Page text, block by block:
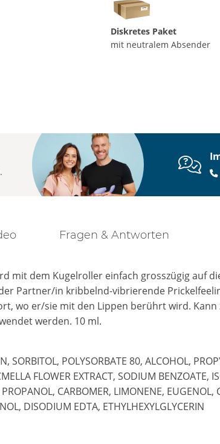
Diskretes Paket
mit neutralem Absender
Fragen & Antworten
mit dem Kugelroller einfach grosszügig auf
Partner/in kribbelnd-vibrierende
wo er/sie mit den Lippen berührt wird.
werden. 10 ml.
SORBITOL, POLYSORBATE 80, ALCOHOL,
FLOWER EXTRACT, SODIUM BENZOATE,
CARBOMER, LIMONENE, EUGENOL,
DISODIUM EDTA, ETHYLHEXYLGLYCERIN